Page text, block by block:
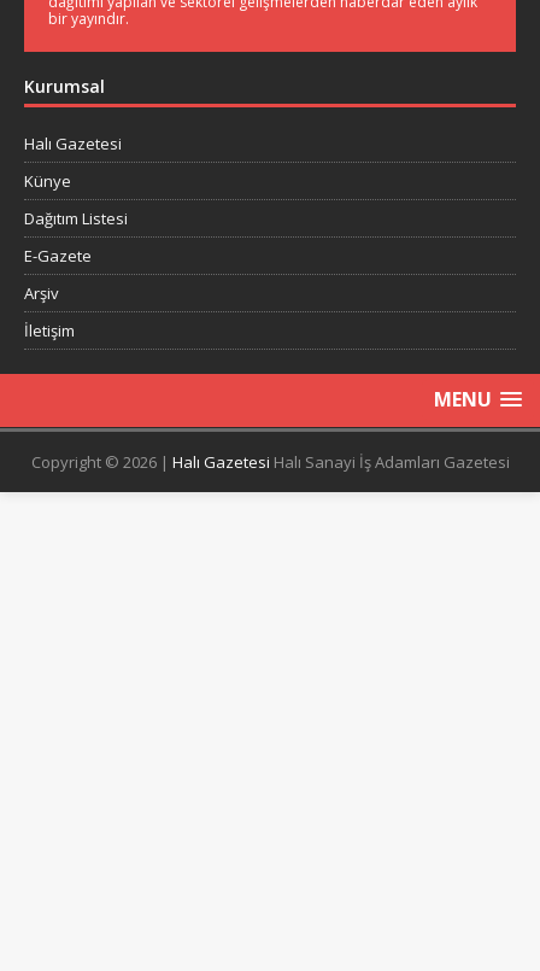
bir yayındır.
Kurumsal
Halı Gazetesi
Künye
Dağıtım Listesi
E-Gazete
Arşiv
İletişim
MENU
Copyright © 2026 | Halı Gazetesi Halı Sanayi İş Adamları Gazetesi